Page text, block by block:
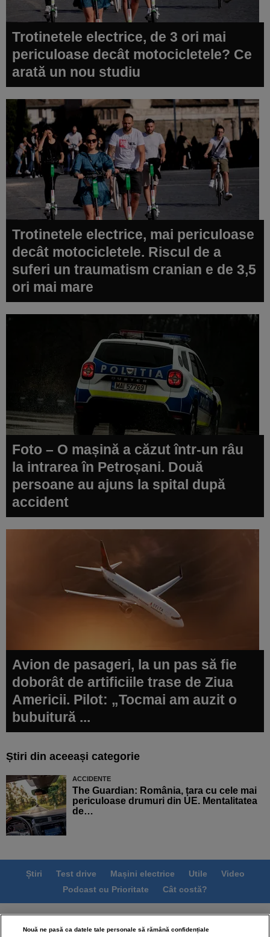
Trotinetele electrice, de 3 ori mai
periculoase decât motocicletele? Ce
arată un nou studiu
Trotinetele electrice, mai periculoase
decât motocicletele. Riscul de a
suferi un traumatism cranian e de 3,5
ori mai mare
Foto – O mașină a căzut într-un râu
la intrarea în Petroșani. Două
persoane au ajuns la spital după
accident
Avion de pasageri, la un pas să fie
doborât de artificiile trase de Ziua
Americii. Pilot: „Tocmai am auzit o
bubuitură ...
Știri din aceeași categorie
ACCIDENTE
The Guardian: România, țara cu cele mai
periculoase drumuri din UE. Mentalitatea
de…
Știri Test drive Mașini electrice Utile
Video
Podcast cu Prioritate
Cât costă?
Termeni si conditii
Politica de confidentialitate
Politica de cookies
Echipa editorială Contact
Nouă ne pasă ca datele tale personale să rămână confidențiale